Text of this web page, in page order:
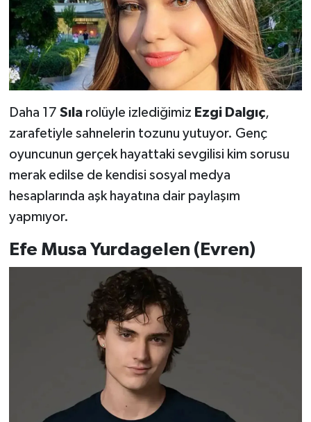
Daha 17 Sıla rolüyle izlediğimiz Ezgi Dalgıç,
zarafetiyle sahnelerin tozunu yutuyor. Genç
oyuncunun gerçek hayattaki sevgilisi kim sorusu
merak edilse de kendisi sosyal medya
hesaplarında aşk hayatına dair paylaşım
yapmıyor.
Efe Musa Yurdagelen (Evren)